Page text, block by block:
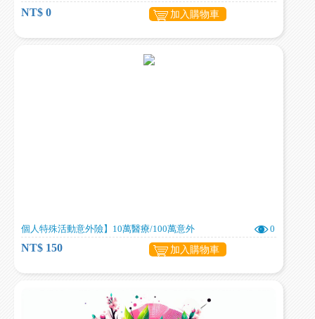
NT$ 0 加入購物車
個人特殊活動意外險】10萬醫療/100萬意外 0
NT$ 150 加入購物車